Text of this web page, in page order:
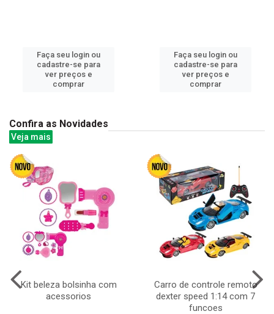
Faça seu login ou
cadastre-se para
ver preços e
comprar
Faça seu login ou
cadastre-se para
ver preços e
comprar
Confira as Novidades
Veja mais
Kit beleza bolsinha com
acessorios
Carro de controle remoto
dexter speed 1:14 com 7
funcoes